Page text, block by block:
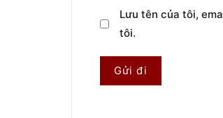
Lưu tên của tôi,
tôi.